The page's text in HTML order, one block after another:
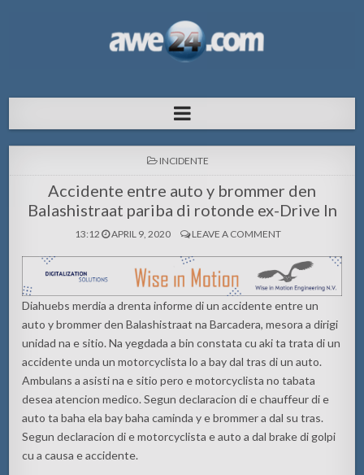
pa Aruba
POSTED
INCIDENTE
Accidente entre auto y brommer den
Balashistraat pariba di rotonde ex-Drive In
13:12 APRIL 9, 2020 LEAVE A COMMENT
Diahuebs merdia a drenta informe di un accidente entre un
auto y brommer den Balashistraat na Barcadera, mesora a dirigi
unidad na e sitio. Na yegdada a bin constata cu aki ta trata di un
accidente unda un motorcyclista lo a bay dal tras di un auto.
Ambulans a asisti na e sitio pero e motorcyclista no tabata
desea atencion medico. Segun declaracion di e chauffeur di e
auto ta baha ela bay baha caminda y e brommer a dal su tras.
Segun declaracion di e motorcyclista e auto a dal brake di golpi
cu a causa e accidente.